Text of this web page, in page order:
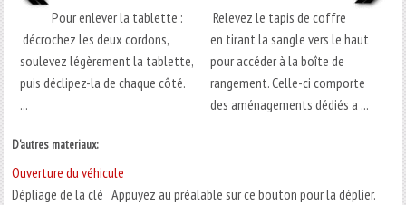
Pour enlever la tablette :
décrochez les deux cordons,
soulevez légèrement la tablette,
puis déclipez-la de chaque côté.
...
Relevez le tapis de coffre
en tirant la sangle vers le haut
pour accéder à la boîte de
rangement. Celle-ci comporte
des aménagements dédiés a ...
D'autres materiaux:
Ouverture du véhicule
Dépliage de la clé Appuyez au préalable sur ce bouton pour la déplier.